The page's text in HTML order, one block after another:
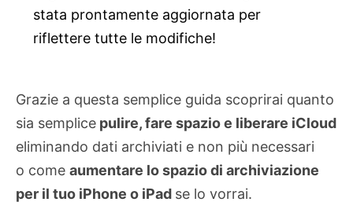
stata prontamente aggiornata per
riflettere tutte le modifiche!
Grazie a questa semplice guida scoprirai quanto
sia semplice pulire, fare spazio e liberare iCloud
eliminando dati archiviati e non più necessari
o come aumentare lo spazio di archiviazione
per il tuo iPhone o iPad se lo vorrai.